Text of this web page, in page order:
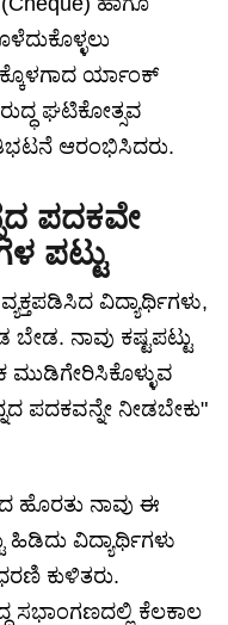
ರ್ಯಾಂಕ್
ಘಟಿಕೋತ್ಸವ
ಆರಂಭಿಸಿದರು.
ಪದಕವೇ
ಪಟ್ಟು
ವಿದ್ಯಾರ್ಥಿಗಳು,
ನಾವು ಕಷ್ಟಪಟ್ಟು
ನೀಡಬೇಕು"
ಹೊರತು ನಾವು ಈ
ಹಿಡಿದು ವಿದ್ಯಾರ್ಥಿಗಳು
ಕುಳಿತರು.
ಸಭಾಂಗಣದಲ್ಲಿ ಕೆಲಕಾಲ